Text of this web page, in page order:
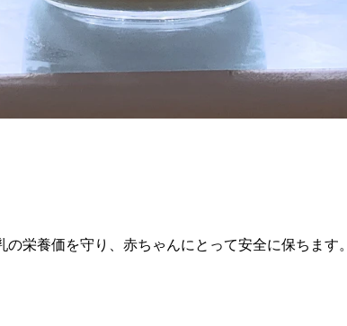
栄養価を守り、赤ちゃんにとって安全に保ちます。